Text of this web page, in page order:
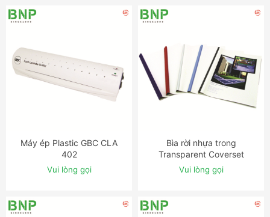
ĐẶT NGAY
Máy ép Plastic GBC CLA
402
Vui lòng gọi
ĐẶT NGAY
Bìa rời nhựa trong
Transparent Coverset
Vui lòng gọi